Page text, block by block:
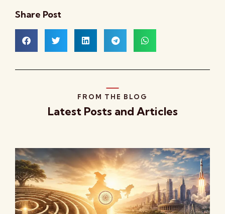
Share Post
FROM THE BLOG
Latest Posts and Articles